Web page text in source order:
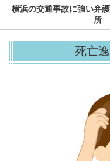
横浜の交通事故に強い弁
所
死亡